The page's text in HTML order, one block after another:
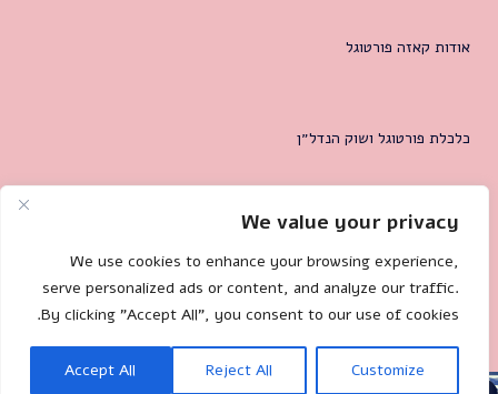
We value your privacy
We use cookies to enhance your browsing experience,
serve personalized ads or content, and analyze our traffic.
By clicking "Accept All", you consent to our use of cookies.
Customize
Reject All
Accept All
אודות קאזה פורטוגל
כלכלת פורטוגל ושוק הנדל״ן
צרו קשר
🐌 Site by:
Mililand.com